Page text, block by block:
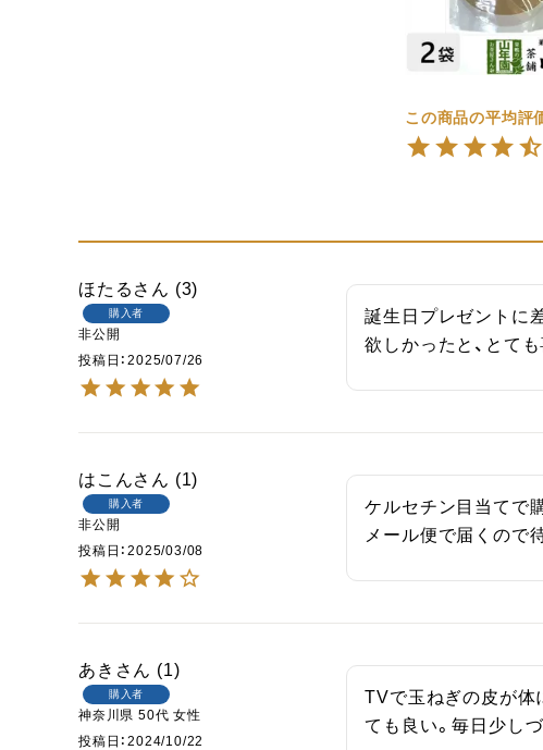
ほたる 3
購入者
非公開
投稿日
2025/07/26
誕生日プレゼントに
欲しかったと、とて
はこん 1
購入者
非公開
投稿日
2025/03/08
ケルセチン目当てで購
メール便で届くので
あき 1
購入者
神奈川県 50代 女性
投稿日
2024/10/22
TVで玉ねぎの皮が体
ても良い。毎日少し